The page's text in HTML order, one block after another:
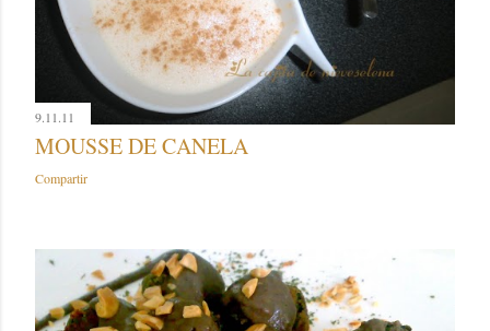
9.11.11
MOUSSE DE CANELA
Compartir